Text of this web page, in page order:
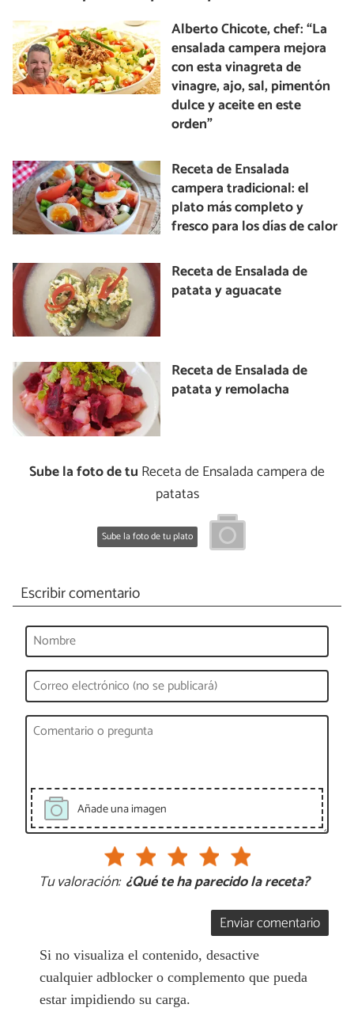
Alberto Chicote, chef: “La
ensalada campera mejora
con esta vinagreta de
vinagre, ajo, sal, pimentón
dulce y aceite en este
orden”
Receta de Ensalada
campera tradicional: el
plato más completo y
fresco para los días de calor
Receta de Ensalada de
patata y aguacate
Receta de Ensalada de
patata y remolacha
Sube la foto de tu Receta de Ensalada campera de
patatas
Sube la foto de tu plato
Escribir comentario
Añade una imagen
Tu valoración: ¿Qué te ha parecido la receta?
Enviar comentario
Si no visualiza el contenido, desactive
cualquier adblocker o complemento que pueda
estar impidiendo su carga.